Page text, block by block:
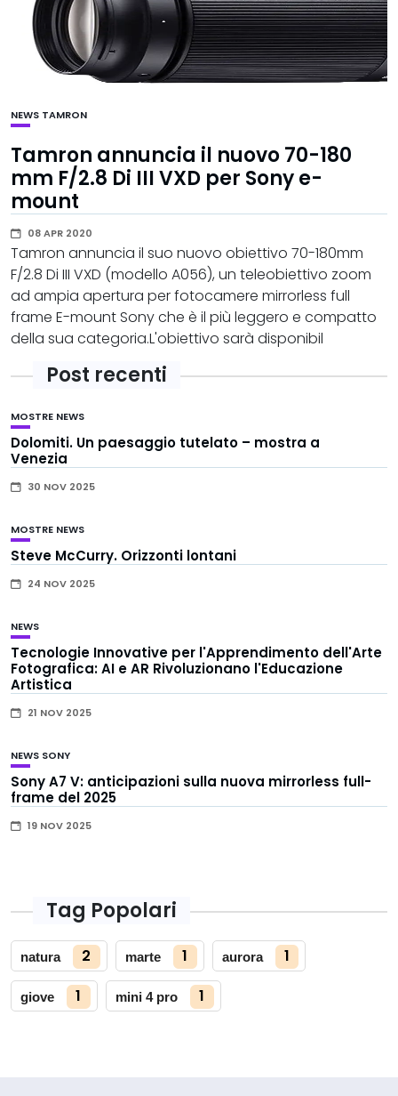
NEWS TAMRON
Tamron annuncia il nuovo 70-180
mm F/2.8 Di III VXD per Sony e-
mount
08 APR 2020
Tamron annuncia il suo nuovo obiettivo 70-180mm
F/2.8 Di III VXD (modello A056), un teleobiettivo zoom
ad ampia apertura per fotocamere mirrorless full
frame E-mount Sony che è il più leggero e compatto
della sua categoria.L'obiettivo sarà disponibil
Post recenti
MOSTRE NEWS
Dolomiti. Un paesaggio tutelato – mostra a
Venezia
30 NOV 2025
MOSTRE NEWS
Steve McCurry. Orizzonti lontani
24 NOV 2025
NEWS
Tecnologie Innovative per l'Apprendimento dell'Arte
Fotografica: AI e AR Rivoluzionano l'Educazione
Artistica
21 NOV 2025
NEWS SONY
Sony A7 V: anticipazioni sulla nuova mirrorless full-
frame del 2025
19 NOV 2025
Tag Popolari
natura 2 marte 1 aurora 1
giove 1 mini 4 pro 1